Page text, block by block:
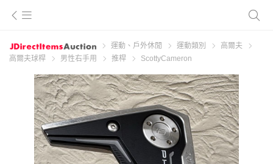
運動、戶外休閒 運動類別
高爾夫
高爾夫球桿
男性右手用 推桿 ScottyCameron